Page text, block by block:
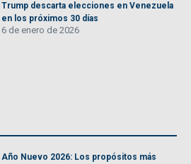
Trump descarta elecciones en Venezuela
en los próximos 30 días
6 de enero de 2026
Año Nuevo 2026: Los propósitos más